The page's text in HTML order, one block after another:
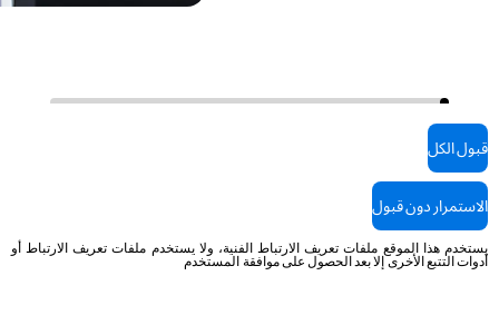
أعلى عائد على الاستثمار
يستخدم هذا الموقع ملفات تعريف الارتباط الفنية، ولا يستخدم ملفات تعريف الارتباط أو
أدوات التتبع الأخرى إلا بعد الحصول على موافقة المستخدم
قبول الكل
الاستمرار دون قبول